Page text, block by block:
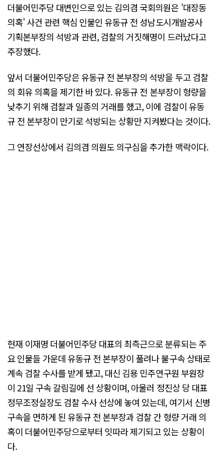
더불어민주당 대변인으로 있는 김의겸 국회의원은 '대장동
의혹' 사건 관련 핵심 인물인 유동규 전 성남도시개발공사
기획본부장의 석방과 관련, 검찰의 거짓해명이 드러났다고
주장했다.
앞서 더불어민주당은 유동규 전 본부장의 석방을 두고 검찰
의 회유 의혹을 제기한 바 있다. 유동규 전 본부장이 형량을
낮추기 위해 검찰과 일종의 거래를 했고, 이에 검찰이 유동
규 전 본부장이 만기로 석방되는 상황만 지켜봤다는 것이다.
그 연장선상에서 김의겸 의원도 의구심을 추가한 맥락이다.
현재 이재명 더불어민주당 대표의 최측근으로 분류되는 주
요 인물들 가운데 유동규 전 본부장이 풀려나 불구속 상태로
계속 검찰 수사를 받게 됐고, 대신 김용 민주연구원 부원장
이 21일 구속 갈림길에 선 상황이며, 아울러 정진상 당 대표
정무조정실장도 검찰 수사 선상에 놓여 있는데, 여기서 신병
구속을 면하게 된 유동규 전 본부장과 검찰 간 형량 거래 의
혹이 더불어민주당으로부터 잇따라 제기되고 있는 상황이
다.